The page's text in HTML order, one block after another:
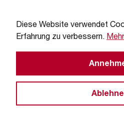
Diese Website verwendet
Erfahrung zu verbessern.